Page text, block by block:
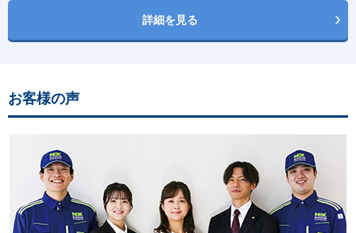
詳細を見る
お客様の声